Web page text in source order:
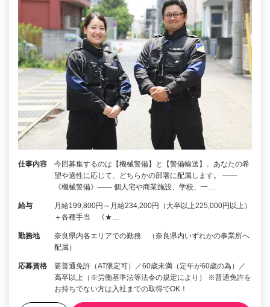
仕事内容
今回募集するのは【機械警備】と【警備輸送】。あなたの希
望や適性に応じて、どちらかの部署に配属します。 ――
《機械警備》―― 個人宅や商業施設、学校、一…
給与
月給199,800円～月給234,200円（大卒以上225,000円以上）
＋各種手当 《★…
勤務地
奈良県内各エリアでの勤務 （奈良県内いずれかの事業所へ
配属）
応募資格
要普通免許（AT限定可）／60歳未満（定年が60歳の為）／
高卒以上（※労働基準法等法令の規定により） ※普通免許を
お持ちでない方は入社までの取得でOK！